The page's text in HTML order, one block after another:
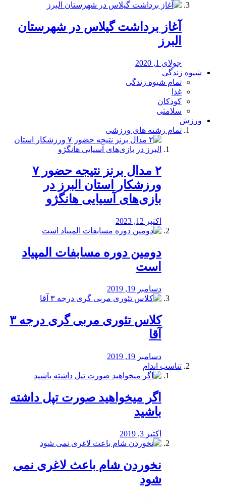
آغاز برداشت گیلاس در شهرستان
البرز
جولای 1, 2020
شیوه زندگی
تمام شیوه زندگی
غذا
کودکان
سلامتی
ورزش
تمام رشته های ورزشی
۲ مدال برنز نتیجه حضور ۷
ورزشکار استان البرز در
بازی‌های آسیایی هانگژو
اکتبر 12, 2023
دومین دوره مسابفات المپیاد
است
دسامبر 19, 2019
کلاس تئوری مربی گری درجه ۳
آقا
دسامبر 19, 2019
تناسب اندام
اگر میخواهید صورت تپل داشته
باشید
اکتبر 3, 2019
نخوردن شام باعث لاغری نمی
‌شود